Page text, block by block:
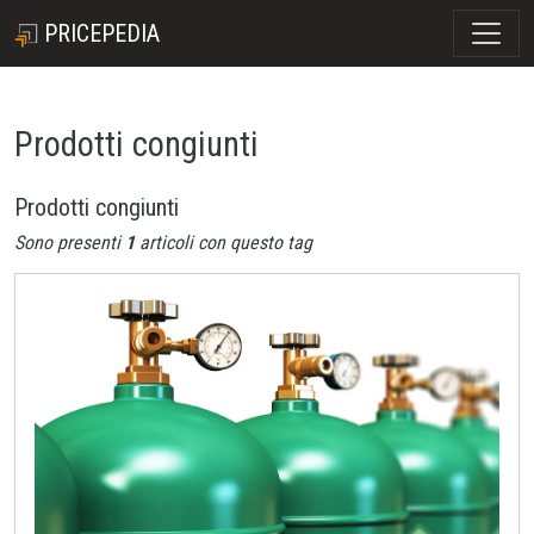
PRICEPEDIA
Prodotti congiunti
Prodotti congiunti
Sono presenti 1articoli con questo tag